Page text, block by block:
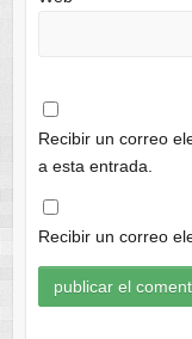
Recibir un correo
a esta entrada.
Recibir un correo